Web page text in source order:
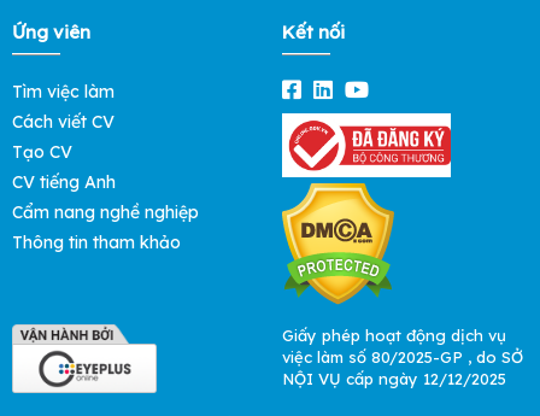
Ứng viên
Tìm việc làm
Cách viết CV
Tạo CV
CV tiếng Anh
Cẩm nang nghề nghiệp
Thông tin tham khảo
Kết nối
Giấy phép hoạt động dịch vụ
việc làm số 80/2025-GP , do SỞ
NỘI VỤ cấp ngày 12/12/2025